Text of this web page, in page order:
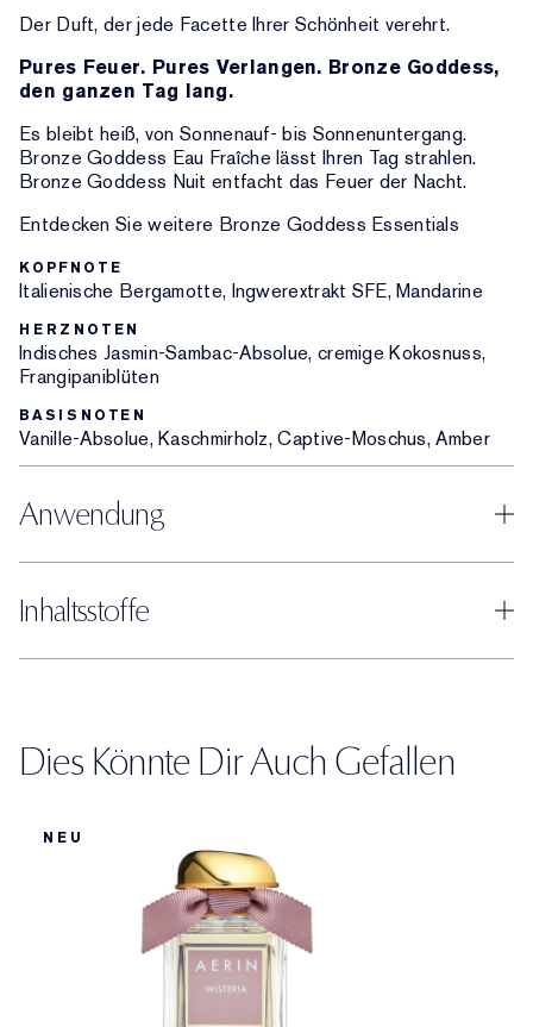
Der Duft, der jede Facette Ihrer Schönheit verehrt.
Pures Feuer. Pures Verlangen. Bronze Goddess,
den ganzen Tag lang.
Es bleibt heiß, von Sonnenauf- bis Sonnenuntergang.
Bronze Goddess Eau Fraîche lässt Ihren Tag strahlen.
Bronze Goddess Nuit entfacht das Feuer der Nacht.
Entdecken Sie weitere Bronze Goddess Essentials
KOPFNOTE
Italienische Bergamotte, Ingwerextrakt SFE, Mandarine
HERZNOTEN
Indisches Jasmin-Sambac-Absolue, cremige Kokosnuss,
Frangipaniblüten
BASISNOTEN
Vanille-Absolue, Kaschmirholz, Captive-Moschus, Amber
Anwendung
Inhaltsstoffe
Dies Könnte Dir Auch Gefallen
NEU